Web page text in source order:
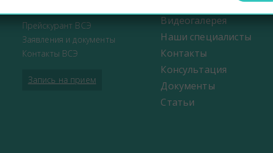
Новости ВСЭ
Прейскурант ВСЭ
Заявления и документы
Контакты ВСЭ
Запись на прием
Видеогалерея
Наши специалисты
Контакты
Консультация
Документы
Статьи